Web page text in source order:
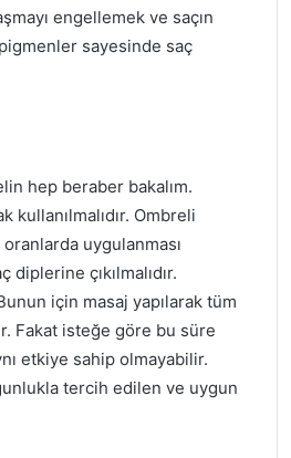
engellemek ve saçın
sayesinde saç
hep beraber bakalım.
kullanılmalıdır. Ombreli
uygulanması
çıkılmalıdır.
için masaj yapılarak tüm
Fakat isteğe göre bu süre
etkiye sahip olmayabilir.
tercih edilen ve uygun